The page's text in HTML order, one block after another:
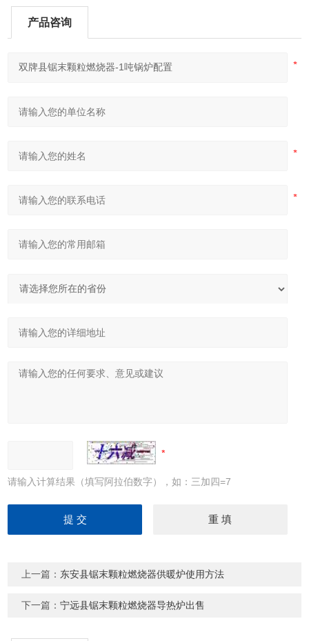
产品咨询
请输入计算结果（填写阿拉伯数字），如：三加四=7
上一篇： 东安县锯末颗粒燃烧器供暖炉使用方法
下一篇：宁远县锯末颗粒燃烧器导热炉出售